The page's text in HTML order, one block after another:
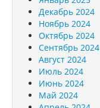
Декабрь 2024
Ноябрь 2024
Октябрь 2024
Сентябрь 2024
Август 2024
Июль 2024
Июнь 2024
Май 2024